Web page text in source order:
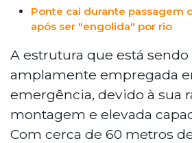
Ponte cai durante passagem
após ser "engolida" por rio
A estrutura que está
amplamente empregada
emergência, devido à sua
montagem e elevada
Com cerca de 60 metros